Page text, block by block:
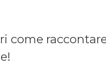
come